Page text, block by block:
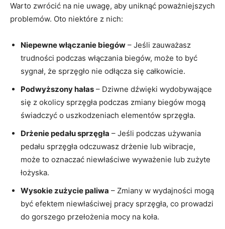
Warto zwrócić na nie uwagę,‌ aby uniknąć poważniejszych
problemów. Oto niektóre z‍ nich:
Niepewne⁤ włączanie biegów – ⁤Jeśli zauważasz
trudności podczas włączania‌ biegów, może‌ to być⁣
sygnał, że‌ sprzęgło nie odłącza się ⁢całkowicie.
Podwyższony hałas – Dziwne ‍dźwięki ⁣wydobywające
się z okolicy ⁤sprzęgła⁢ podczas zmiany biegów mogą
‍świadczyć o uszkodzeniach elementów sprzęgła.
Drżenie pedału ‌sprzęgła – Jeśli⁢ podczas ⁤używania
‍pedału sprzęgła​ odczuwasz drżenie lub wibracje,
może to oznaczać niewłaściwe wyważenie lub zużyte
łożyska.
Wysokie zużycie paliwa ‌– Zmiany w wydajności⁣ mogą
być efektem niewłaściwej pracy sprzęgła,‌ co prowadzi
do gorszego przełożenia mocy na koła.